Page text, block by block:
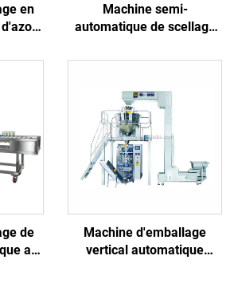
en
vide
Machine semi-
automatique de scellage
aluminium pour aliments
légumes et viande
de
au
Machine d'emballage
vertical automatique